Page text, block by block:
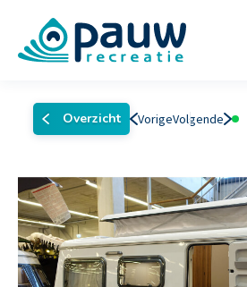
Overzicht VorigeVolgende